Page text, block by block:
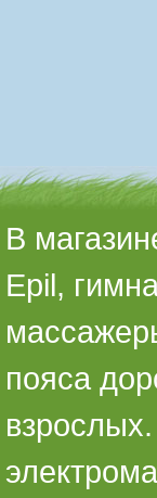
В
Epil,
пояса